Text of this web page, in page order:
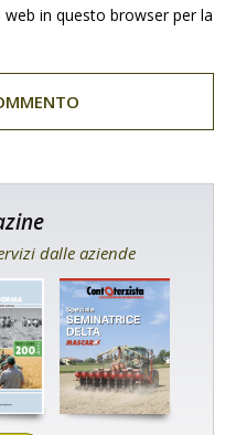
in questo browser per la
dalle aziende